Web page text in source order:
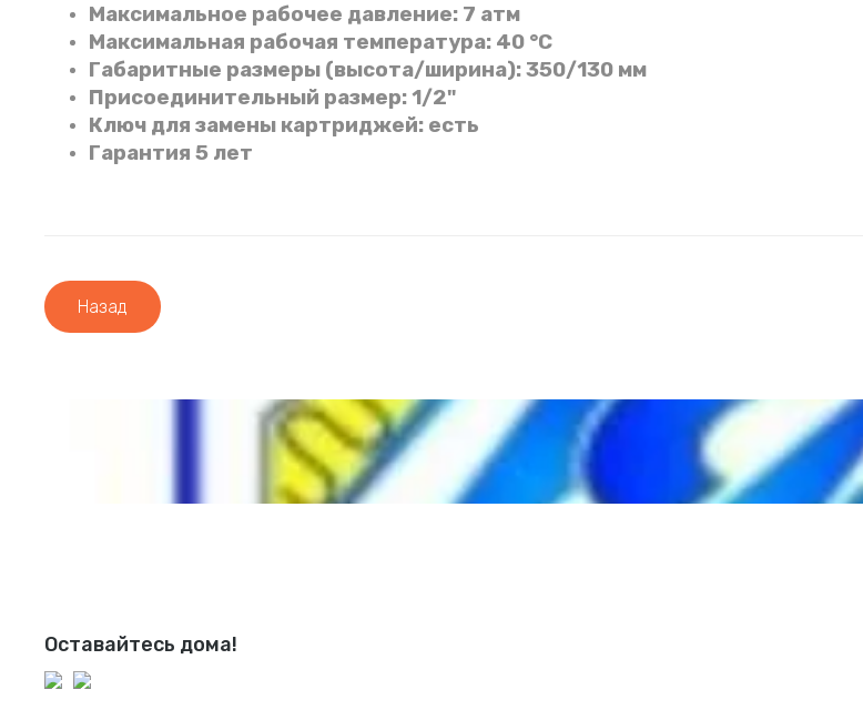
Максимальное рабочее давление: 7 атм
Максимальная рабочая температура: 40 °С
Габаритные размеры (высота/ширина): 350/130 мм
Присоединительный размер: 1/2"
Ключ для замены картриджей: есть
Гарантия 5 лет
Назад
Оставайтесь дома!